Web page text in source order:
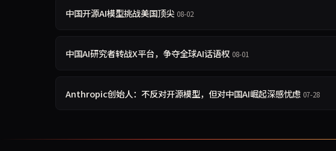
中国开源AI模型挑战美国顶尖 08-02
中国AI研究者转战X平台，争夺全球AI话语权 08-01
Anthropic创始人：不反对开源模型，但对中国AI崛起深感忧虑 07-28